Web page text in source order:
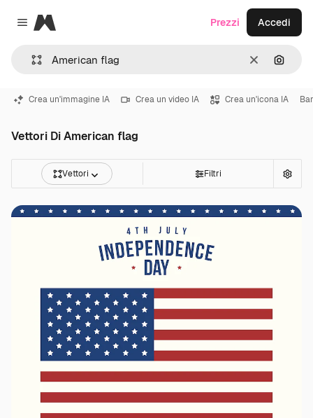
Close menu
Magnific
CancellaCerca
Prezzi Accedi
Crea un'immagine IA Crea un video IA Crea un'icona IA
Vettori Di American flag
Vettori Filtri